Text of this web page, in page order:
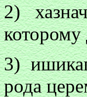
2)
которому
3)
рода